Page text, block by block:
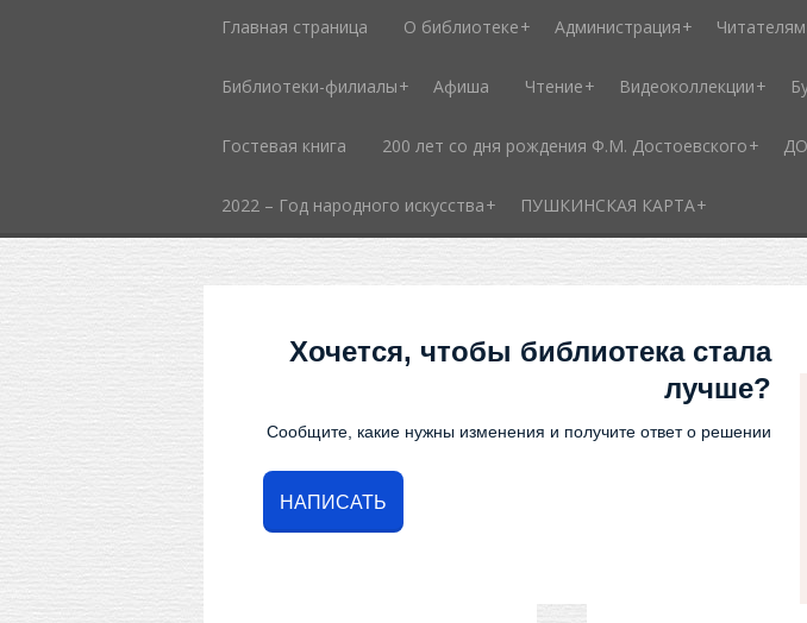
Главная страница О библиотеке Администрация Читателям
Библиотеки-филиалы Афиша Чтение Видеоколлекции
Гостевая книга 200 лет со дня рождения Ф.М. Достоевского
2022 – Год народного искусства ПУШКИНСКАЯ КАРТА
Хочется, чтобы библиотека стала
лучше?
Сообщите, какие нужны изменения и получите ответ о решении
НАПИСАТЬ